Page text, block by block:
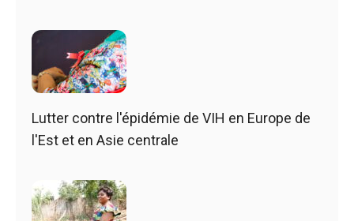
Lutter contre l'épidémie de VIH en Europe de
l'Est et en Asie centrale